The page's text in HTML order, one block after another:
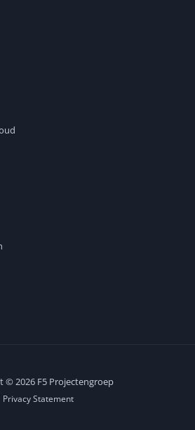
© 2026 F5 Projectengroep
Privacy Statement